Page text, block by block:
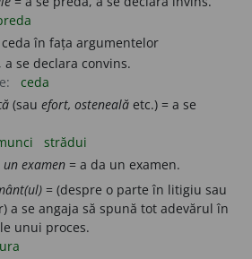
ceda în fața argumentelor
se declara convins.
ceda
(sauefort, osteneală etc.) = a se
strădui
un examen = a da un examen.
= (despre o parte în litigiu sau
a se angaja să spună tot adevărul în
unui proces.